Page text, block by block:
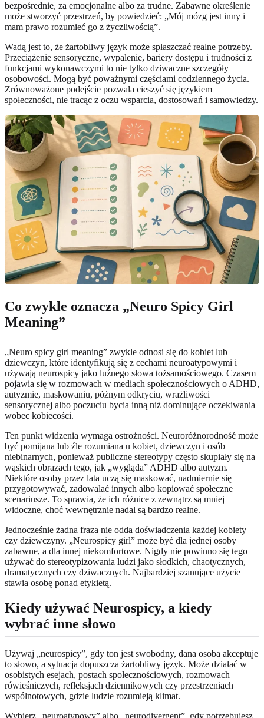
bezpośrednie, za emocjonalne albo za trudne. Zabawne określenie
może stworzyć przestrzeń, by powiedzieć: „Mój mózg jest inny i
mam prawo rozumieć go z życzliwością”.
Wadą jest to, że żartobliwy język może spłaszczać realne potrzeby.
Przeciążenie sensoryczne, wypalenie, bariery dostępu i trudności z
funkcjami wykonawczymi to nie tylko dziwaczne szczegóły
osobowości. Mogą być poważnymi częściami codziennego życia.
Zrównoważone podejście pozwala cieszyć się językiem
społeczności, nie tracąc z oczu wsparcia, dostosowań i samowiedzy.
Co zwykle oznacza „Neuro Spicy Girl
Meaning”
„Neuro spicy girl meaning” zwykle odnosi się do kobiet lub
dziewczyn, które identyfikują się z cechami neuroatypowymi i
używają neurospicy jako luźnego słowa tożsamościowego. Czasem
pojawia się w rozmowach w mediach społecznościowych o ADHD,
autyzmie, maskowaniu, późnym odkryciu, wrażliwości
sensorycznej albo poczuciu bycia inną niż dominujące oczekiwania
wobec kobiecości.
Ten punkt widzenia wymaga ostrożności. Neuroróżnorodność może
być pomijana lub źle rozumiana u kobiet, dziewczyn i osób
niebinarnych, ponieważ publiczne stereotypy często skupiały się na
wąskich obrazach tego, jak „wygląda” ADHD albo autyzm.
Niektóre osoby przez lata uczą się maskować, nadmiernie się
przygotowywać, zadowalać innych albo kopiować społeczne
scenariusze. To sprawia, że ich różnice z zewnątrz są mniej
widoczne, choć wewnętrznie nadal są bardzo realne.
Jednocześnie żadna fraza nie odda doświadczenia każdej kobiety
czy dziewczyny. „Neurospicy girl” może być dla jednej osoby
zabawne, a dla innej niekomfortowe. Nigdy nie powinno się tego
używać do stereotypizowania ludzi jako słodkich, chaotycznych,
dramatycznych czy dziwacznych. Najbardziej szanujące użycie
stawia osobę ponad etykietą.
Kiedy używać Neurospicy, a kiedy
wybrać inne słowo
Używaj „neurospicy”, gdy ton jest swobodny, dana osoba akceptuje
to słowo, a sytuacja dopuszcza żartobliwy język. Może działać w
osobistych esejach, postach społecznościowych, rozmowach
rówieśniczych, refleksjach dziennikowych czy przestrzeniach
wspólnotowych, gdzie ludzie rozumieją klimat.
Wybierz „neuroatypowy” albo „neurodivergent”, gdy potrzebujesz